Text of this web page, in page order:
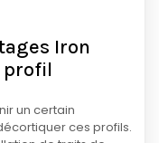
Iron
profil
un certain
ces profils.